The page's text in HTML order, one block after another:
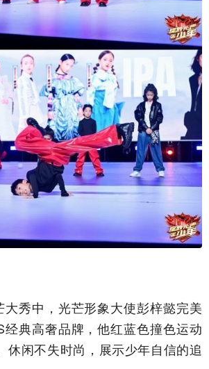
大秀中，光芒形象大使彭梓懿完美
经典高奢品牌，他红蓝色撞色运动
休闲不失时尚，展示少年自信的追